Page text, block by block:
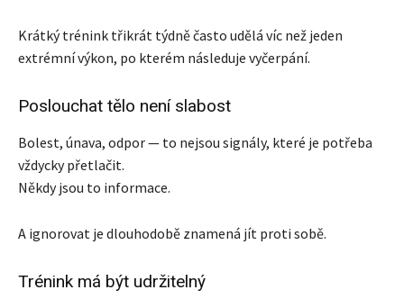
Krátký trénink třikrát týdně často udělá víc než jeden
extrémní výkon, po kterém následuje vyčerpání.
Poslouchat tělo není slabost
Bolest, únava, odpor — to nejsou signály, které je potřeba
vždycky přetlačit.
Někdy jsou to informace.
A ignorovat je dlouhodobě znamená jít proti sobě.
Trénink má být udržitelný